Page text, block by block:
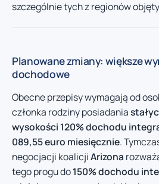
szczególnie tych z regionów
Planowane zmiany: większe
dochodowe
Obecne przepisy wymagają od
członka rodziny posiadania
wysokości 120% dochodu
089,55 euro miesięcznie.
negocjacji koalicjiArizona
tego progu do150% dochodu